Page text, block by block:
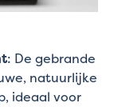
: De gebrande
natuurlijke
ideaal voor